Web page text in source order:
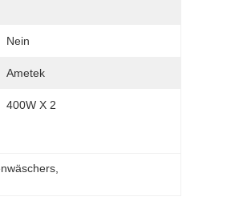
Nein
Ametek
400W X 2